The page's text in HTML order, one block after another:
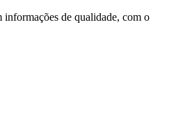
informações de qualidade, com o